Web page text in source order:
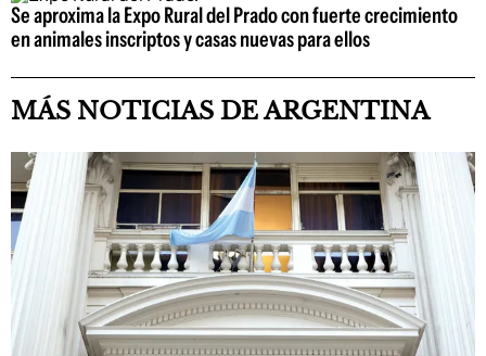
Se aproxima la Expo Rural del Prado con fuerte crecimiento
en animales inscriptos y casas nuevas para ellos
MÁS NOTICIAS DE ARGENTINA